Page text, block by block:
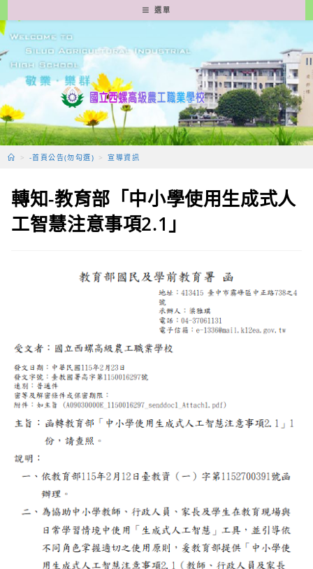
轉
至
要
容
選單
> -首頁公告(勿勾選) > 宣導資訊
轉知-教育部「中小學使用生成式人
工智慧注意事項2.1」